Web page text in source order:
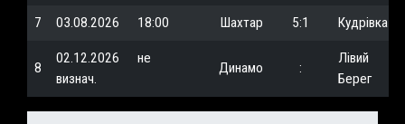
7 03.08.2026 18:00 Шахтар 5:1 Кудрівка
8
02.12.2026
не
визнач.
Динамо :
Лівий
Берег